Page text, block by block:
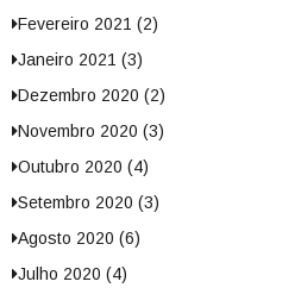
Fevereiro 2021 (2)
Janeiro 2021 (3)
Dezembro 2020 (2)
Novembro 2020 (3)
Outubro 2020 (4)
Setembro 2020 (3)
Agosto 2020 (6)
Julho 2020 (4)